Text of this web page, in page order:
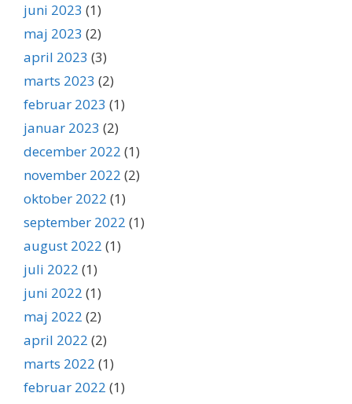
juni 2023 (1)
maj 2023 (2)
april 2023 (3)
marts 2023 (2)
februar 2023 (1)
januar 2023 (2)
december 2022 (1)
november 2022 (2)
oktober 2022 (1)
september 2022 (1)
august 2022 (1)
juli 2022 (1)
juni 2022 (1)
maj 2022 (2)
april 2022 (2)
marts 2022 (1)
februar 2022 (1)